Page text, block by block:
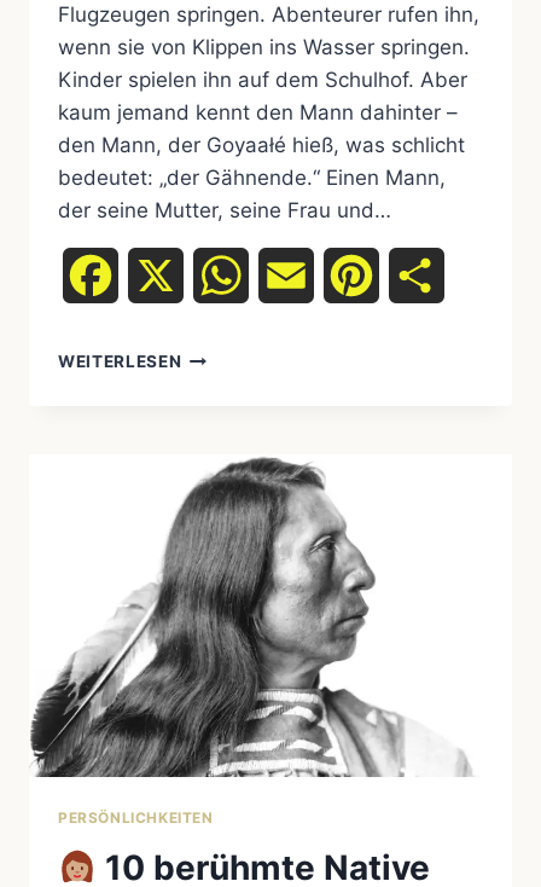
Flugzeugen springen. Abenteurer rufen ihn,
wenn sie von Klippen ins Wasser springen.
Kinder spielen ihn auf dem Schulhof. Aber
kaum jemand kennt den Mann dahinter –
den Mann, der Goyaałé hieß, was schlicht
bedeutet: „der Gähnende.“ Einen Mann,
der seine Mutter, seine Frau und…
Facebook WhatsAppEmail Pinterest
WEITERLESEN
DES
LETZTEN
FREIEN
KRIEGERS
PERSÖNLICHKEITEN
10 berühmte Native